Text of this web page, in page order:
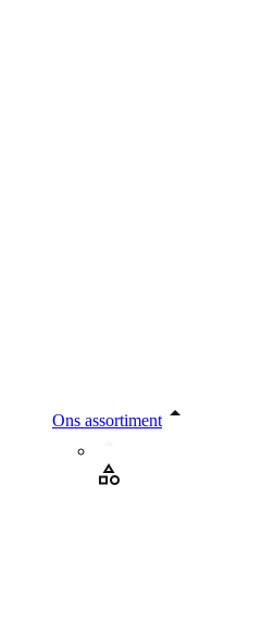
Ons assortiment